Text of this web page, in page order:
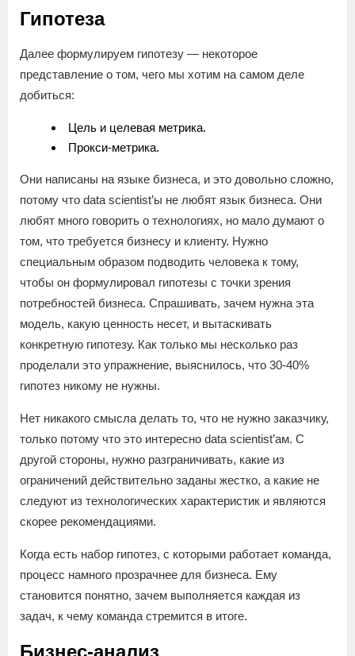
Гипотеза
Далее формулируем гипотезу — некоторое
представление о том, чего мы хотим на самом деле
добиться:
Цель и целевая метрика.
Прокси-метрика.
Они написаны на языке бизнеса, и это довольно сложно,
потому что data scientist’ы не любят язык бизнеса. Они
любят много говорить о технологиях, но мало думают о
том, что требуется бизнесу и клиенту. Нужно
специальным образом подводить человека к тому,
чтобы он формулировал гипотезы с точки зрения
потребностей бизнеса. Спрашивать, зачем нужна эта
модель, какую ценность несет, и вытаскивать
конкретную гипотезу. Как только мы несколько раз
проделали это упражнение, выяснилось, что 30-40%
гипотез никому не нужны.
Нет никакого смысла делать то, что не нужно заказчику,
только потому что это интересно data scientist’ам. С
другой стороны, нужно разграничивать, какие из
ограничений действительно заданы жестко, а какие не
следуют из технологических характеристик и являются
скорее рекомендациями.
Когда есть набор гипотез, с которыми работает команда,
процесс намного прозрачнее для бизнеса. Ему
становится понятно, зачем выполняется каждая из
задач, к чему команда стремится в итоге.
Бизнес-анализ